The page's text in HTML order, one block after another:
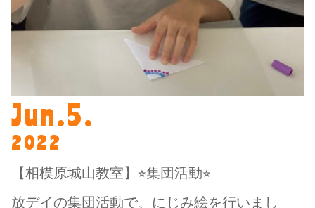
Jun.5.
2022
【相模原城山教室】⭐︎集団活動⭐︎
放デイの集団活動で、にじみ絵を行いまし